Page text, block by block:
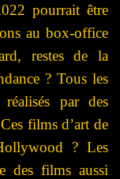
pourrait être
au box-office
restes de la
? Tous les
par des
films d’art de
? Les
des films aussi